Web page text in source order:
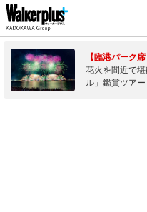
【臨港パーク
花火を間近で
ル」鑑賞ツア